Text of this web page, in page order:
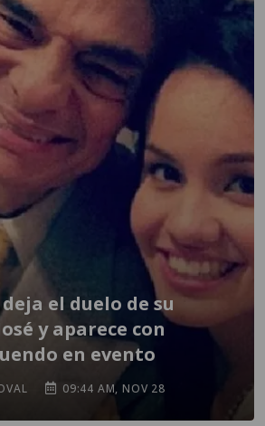
el duelo de su
y aparece con
en evento
09:44 AM, NOV 28